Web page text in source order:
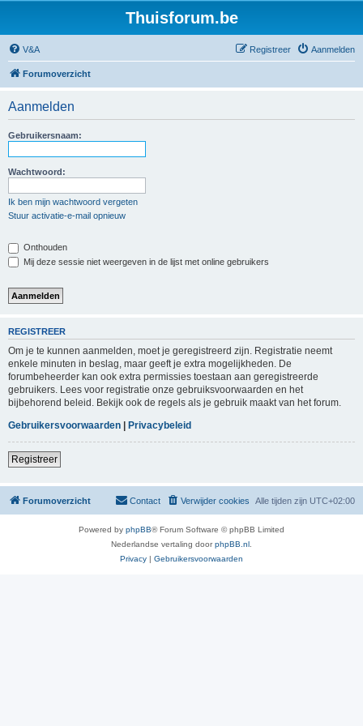
Thuisforum.be
V&A Aanmelden
Registreer
Forumoverzicht
Aanmelden
Gebruikersnaam:
Wachtwoord:
Ik ben mijn wachtwoord vergeten
Stuur activatie-e-mail opnieuw
Onthouden
Mij deze sessie niet weergeven in de lijst met online gebruikers
REGISTREER
Om je te kunnen aanmelden, moet je geregistreerd zijn. Registratie neemt
enkele minuten in beslag, maar geeft je extra mogelijkheden. De
forumbeheerder kan ook extra permissies toestaan aan geregistreerde
gebruikers. Lees voor registratie onze gebruiksvoorwaarden en het
bijbehorend beleid. Bekijk ook de regels als je gebruik maakt van het forum.
Gebruikersvoorwaarden | Privacybeleid
Registreer
Forumoverzicht Alle tijden zijn UTC+02:00
Verwijder cookies
Contact
Powered by phpBB® Forum Software © phpBB Limited
Nederlandse vertaling doorphpBB.nl
Privacy | Gebruikersvoorwaarden